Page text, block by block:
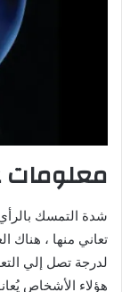
معلومات
شدة التمسك
تعاني منها ، هناك
لدرجة تصل إلي
هؤلاء الأشخاص